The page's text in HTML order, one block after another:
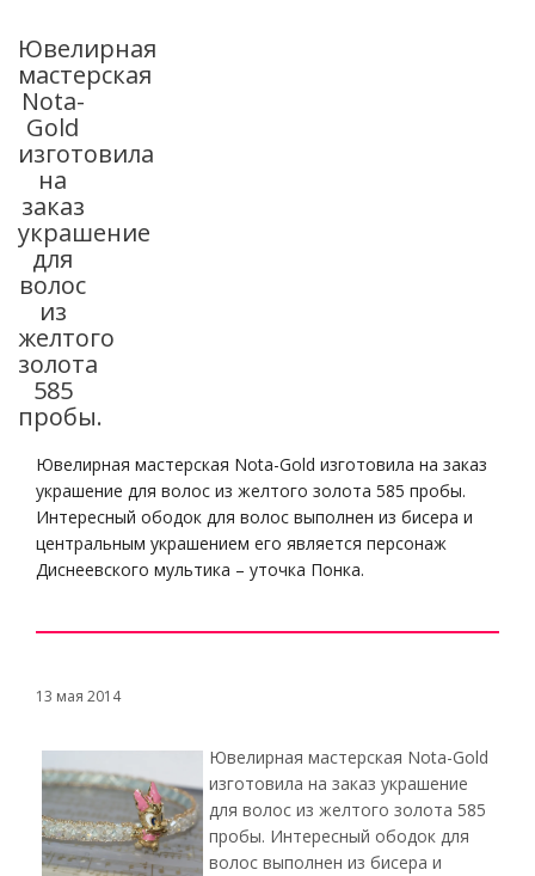
Ювелирная
мастерская
Nota-
Gold
изготовила
на
заказ
украшение
для
волос
из
желтого
золота
585
пробы.
Ювелирная мастерская Nota-Gold изготовила на заказ
украшение для волос из желтого золота 585 пробы.
Интересный ободок для волос выполнен из бисера и
центральным украшением его является персонаж
Диснеевского мультика – уточка Понка.
13 мая 2014
Ювелирная мастерская Nota-Gold
изготовила на заказ украшение
для волос из желтого золота 585
пробы. Интересный ободок для
волос выполнен из бисера и